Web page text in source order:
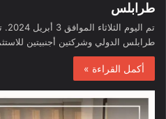
طرابلس
تم
طرابلس الدولي وشركتين أجنبيتين
أكمل القراءة »